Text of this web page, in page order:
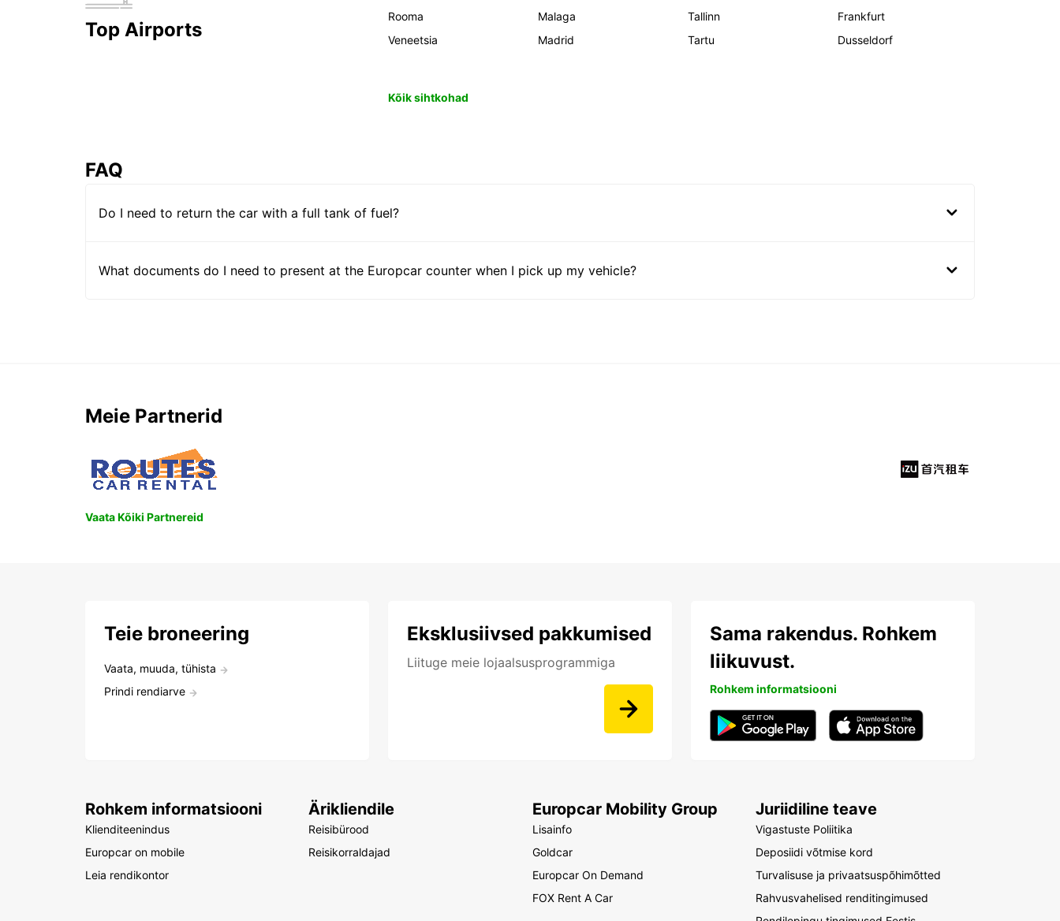
Top Airports
Rooma
Veneetsia
Malaga
Madrid
Tallinn
Tartu
Frankfurt
Dusseldorf
Kõik sihtkohad
FAQ
Do I need to return the car with a full tank of fuel?
What documents do I need to present at the Europcar counter when I pick up my vehicle?
Meie Partnerid
Vaata Kõiki Partnereid
Teie broneering
Vaata, muuda, tühista
Prindi rendiarve
Eksklusiivsed pakkumised
Liituge meie lojaalsusprogrammiga
Sama rakendus. Rohkem
liikuvust.
Rohkem informatsiooni
Rohkem informatsiooni
Klienditeenindus
Europcar on mobile
Leia rendikontor
Ärikliendile
Reisibürood
Reisikorraldajad
Europcar Mobility Group
Lisainfo
Goldcar
Europcar On Demand
FOX Rent A Car
Juriidiline teave
Vigastuste Poliitika
Deposiidi võtmise kord
Turvalisuse ja privaatsuspõhimõtted
Rahvusvahelised renditingimused